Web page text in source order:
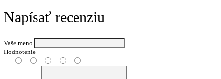
Napísať recenziu
Vaše meno
Hodnotenie